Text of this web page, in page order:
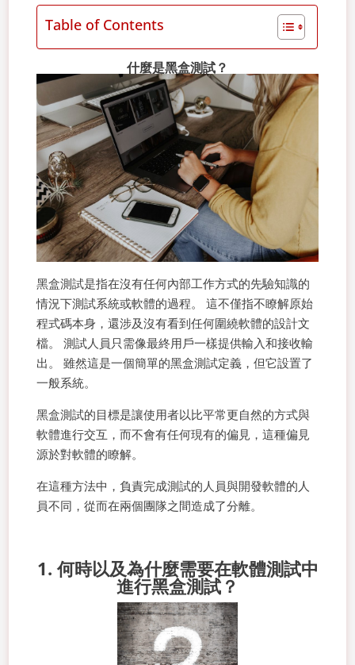
Table of Contents
什麼是黑盒測試？
黑盒測試是指在沒有任何內部工作方式的先驗知識的
情況下測試系統或軟體的過程。 這不僅指不瞭解原始
程式碼本身，還涉及沒有看到任何圍繞軟體的設計文
檔。 測試人員只需像最終用戶一樣提供輸入和接收輸
出。 雖然這是一個簡單的黑盒測試定義，但它設置了
一般系統。
黑盒測試的目標是讓使用者以比平常更自然的方式與
軟體進行交互，而不會有任何現有的偏見，這種偏見
源於對軟體的瞭解。
在這種方法中，負責完成測試的人員與開發軟體的人
員不同，從而在兩個團隊之間造成了分離。
1. 何時以及為什麼需要在軟體測試中
進行黑盒測試？